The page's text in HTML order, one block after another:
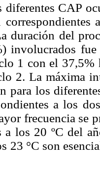
diferentes CAP
duración del
involucrados
1 con el 37,5%
2. La máxima
para los
a los
frecuencia se
a los 20 ºC del
23 °C son